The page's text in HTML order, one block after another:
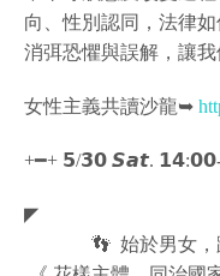
向、性別認同，法律
消弭恐懼與誤解，讓我
女性主義共讀沙龍➥
+━+ 𝟱/𝟯𝟬 𝙎𝙖𝙩.
◤
👣 始於男女，